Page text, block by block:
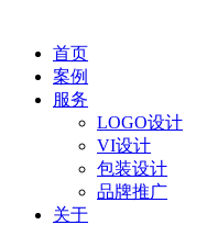
首页
案例
服务
LOGO设计
VI设计
包装设计
品牌推广
关于